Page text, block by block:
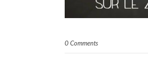
0 Comments